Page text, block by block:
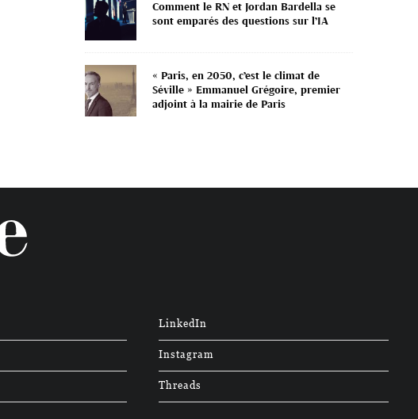
Comment le RN et Jordan Bardella se
sont emparés des questions sur l’IA
« Paris, en 2050, c’est le climat de
Séville » Emmanuel Grégoire, premier
adjoint à la mairie de Paris
LinkedIn
Instagram
Threads